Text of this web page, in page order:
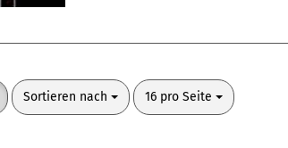
Sortieren nach
Sortieren nach 16 pro Seite
pro Seite